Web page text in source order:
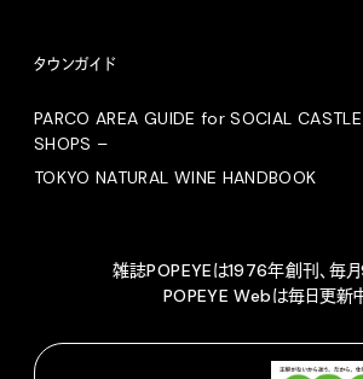
タウンガイド
PARCO AREA GUIDE for SOCIAL
SHOPS –
TOKYO NATURAL WINE HANDBOOK
雑誌POPEYEは1976年創刊、毎月
POPEYE Webは毎日更新中